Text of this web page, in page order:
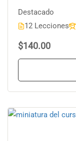
Destacado
12 Lecciones
$140.00